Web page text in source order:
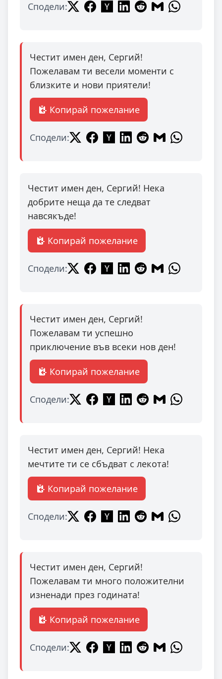
Сподели:
Честит имен ден, Сергий!
Пожелавам ти весели моменти с
близките и нови приятели!
Копирай пожелание
Сподели:
Честит имен ден, Сергий! Нека
добрите неща да те следват
навсякъде!
Копирай пожелание
Сподели:
Честит имен ден, Сергий!
Пожелавам ти успешно
приключение във всеки нов ден!
Копирай пожелание
Сподели:
Честит имен ден, Сергий! Нека
мечтите ти се сбъдват с лекота!
Копирай пожелание
Сподели:
Честит имен ден, Сергий!
Пожелавам ти много положителни
изненади през годината!
Копирай пожелание
Сподели: